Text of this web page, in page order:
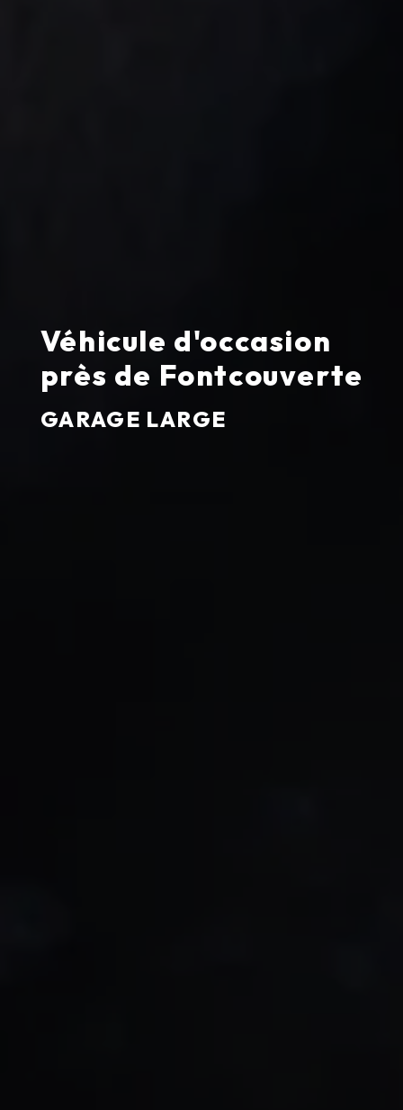
Véhicule d'occasion
près de Fontcouverte
GARAGE LARGE